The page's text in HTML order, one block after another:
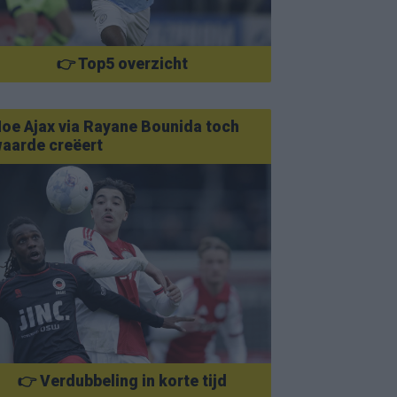
👉 Top5 overzicht
Ajax via Rayane Bounida toch
creëert
👉 Verdubbeling in korte tijd